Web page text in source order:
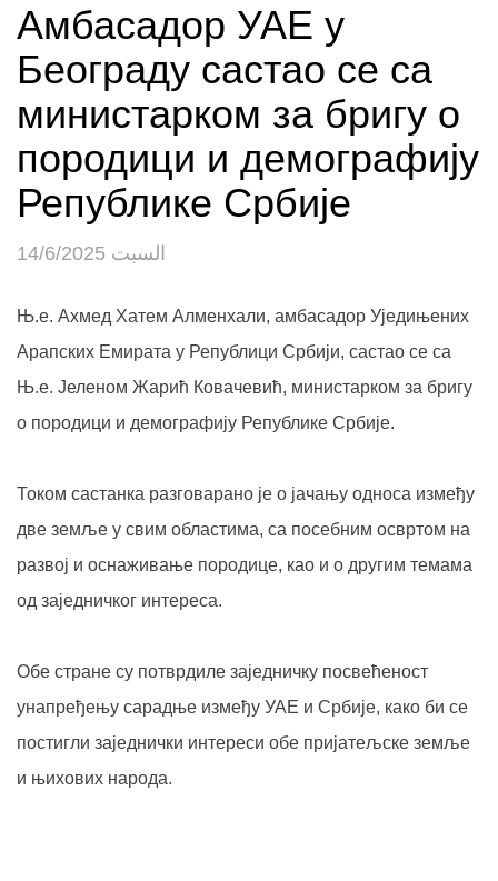
Амбасадор УАЕ у
Београду састао се са
министарком за бригу о
породици и демографију
Републике Србије
السبت 14/6/2025
Њ.е. Ахмед Хатем Алменхали, амбасадор Уједињених
Арапских Емирата у Републици Србији, састао се са
Њ.е. Јеленом Жарић Ковачевић, министарком за бригу
о породици и демографију Републике Србије.
Током састанка разговарано је о јачању односа између
две земље у свим областима, са посебним освртом на
развој и оснаживање породице, као и о другим темама
од заједничког интереса.
Обе стране су потврдиле заједничку посвећеност
унапређењу сарадње између УАЕ и Србије, како би се
постигли заједнички интереси обе пријатељске земље
и њихових народа.